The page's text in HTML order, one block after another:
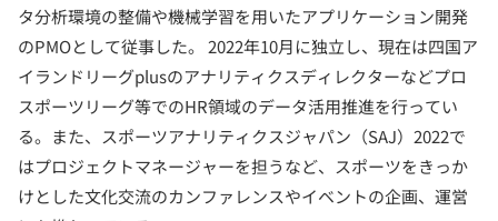
タ分析環境の整備や機械学習を用いたアプリケーション開発
のPMOとして従事した。 2022年10月に独立し、現在は四国ア
イランドリーグplusのアナリティクスディレクターなどプロ
スポーツリーグ等でのHR領域のデータ活用推進を行ってい
る。また、スポーツアナリティクスジャパン（SAJ）2022で
はプロジェクトマネージャーを担うなど、スポーツをきっか
けとした文化交流のカンファレンスやイベントの企画、運営